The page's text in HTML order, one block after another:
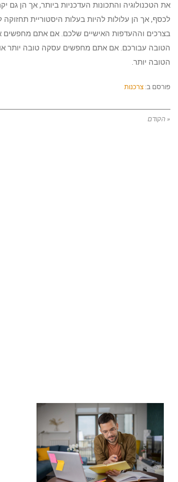
את הטכנולוגיה והתכונות העדכניות ביותר, אך הן גם
לכסף, אך הן עלולות להיות בעלות היסטוריית
בצרכים וההעדפות האישיים שלכם. אם אתם מחפשים
הטובה עבורכם. אם אתם מחפשים עסקה טובה יותר
הטובה יותר.
פורסם ב: צרכנות
« הקודם